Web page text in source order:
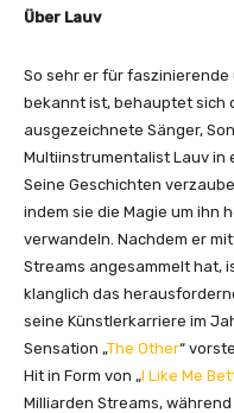
Über Lauv
So sehr er für
bekannt ist, behauptet sich
ausgezeichnete Sänger,
Multiinstrumentalist Lauv in
Seine Geschichten
indem sie die Magie um ihn
verwandeln. Nachdem er
Streams angesammelt hat,
klanglich das
seine Künstlerkarriere im
Sensation „The Other“
Hit in Form von „I Like Me
Milliarden Streams,